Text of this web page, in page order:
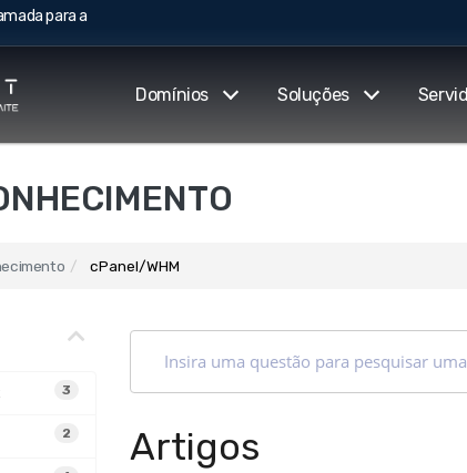
para a
Domínios Soluções
cPanel/WHM
3
2 Artigos